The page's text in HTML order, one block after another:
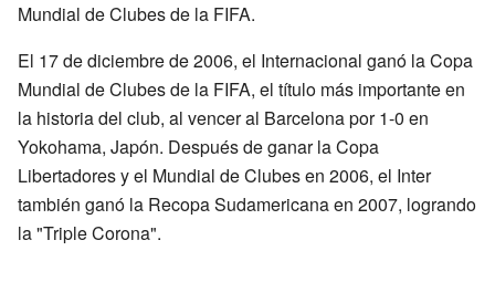
Mundial de Clubes de la FIFA.
El 17 de diciembre de 2006, el Internacional ganó la Copa
Mundial de Clubes de la FIFA, el título más importante en
la historia del club, al vencer al Barcelona por 1-0 en
Yokohama, Japón. Después de ganar la Copa
Libertadores y el Mundial de Clubes en 2006, el Inter
también ganó la Recopa Sudamericana en 2007, logrando
la "Triple Corona".